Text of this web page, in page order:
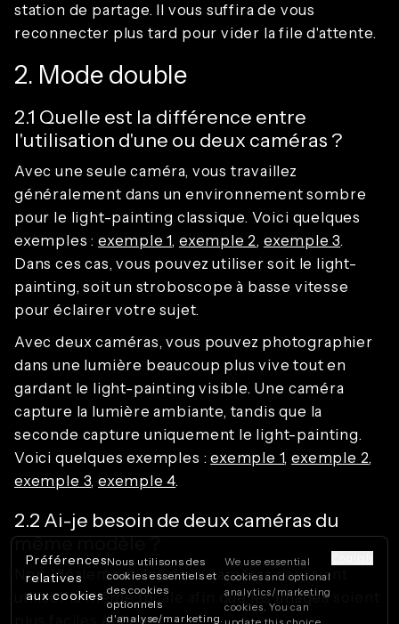
station de partage. Il vous suffira de vous
reconnecter plus tard pour vider la file d'attente.
2. Mode double
2.1 Quelle est la différence entre
l'utilisation d'une ou deux caméras ?
Avec une seule caméra, vous travaillez
généralement dans un environnement sombre
pour le light-painting classique. Voici quelques
exemples : exemple 1, exemple 2, exemple 3.
Dans ces cas, vous pouvez utiliser soit le light-
painting, soit un stroboscope à basse vitesse
pour éclairer votre sujet.
Avec deux caméras, vous pouvez photographier
dans une lumière beaucoup plus vive tout en
gardant le light-painting visible. Une caméra
capture la lumière ambiante, tandis que la
seconde capture uniquement le light-painting.
Voici quelques exemples :exemple 1,exemple 2,
exemple 3, exemple 4.
2.2 Ai-je besoin de deux caméras du
même modèle ?
Non. Idéalement, les deux caméras devraient
utiliser la même focale afin que les images soient
plus faciles à aligner.
Préférences
relatives
aux cookies
Nous utilisons des
cookies essentiels et
des cookies
optionnels
d'analyse/marketing.
We use essential
cookies and optional
analytics/marketing
cookies. You can